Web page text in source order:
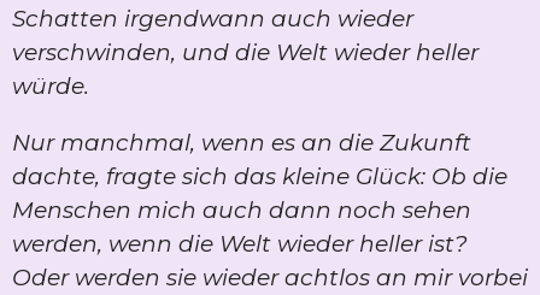
Schatten irgendwann auch wieder
verschwinden, und die Welt wieder heller
würde.
Nur manchmal, wenn es an die Zukunft
dachte, fragte sich das kleine Glück: Ob die
Menschen mich auch dann noch sehen
werden, wenn die Welt wieder heller ist?
Oder werden sie wieder achtlos an mir vorbei